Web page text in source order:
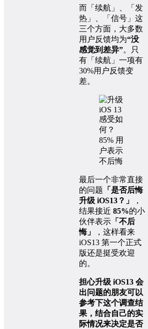
而「续航」、「发
热」、「信号」这
三个方面，大多数
用户反馈均为“没
感觉到差异”。只
有「续航」一项有
30%用户反馈变
差。
最后一个非常直接
的问题 「是否后悔
升级 iOS13？」
，
结果接近 85%的小
伙伴表示 「不后
悔」
，这样看来
iOS13 第一个正式
版还是挺受欢迎
的。
担心升级 iOS13 会
出问题的朋友可以
参考下这个调查结
果，结合自己的实
际情况来决定是否